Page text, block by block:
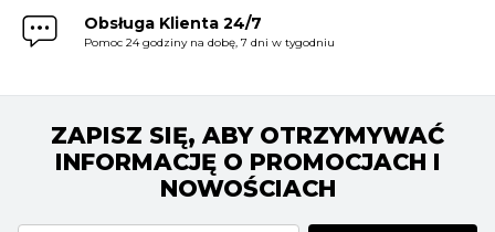
Obsługa Klienta 24/7
Pomoc 24 godziny na dobę, 7 dni w tygodniu
ZAPISZ SIĘ, ABY OTRZYMYWAĆ
INFORMACJĘ O PROMOCJACH I
NOWOŚCIACH